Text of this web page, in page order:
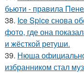
бьюти - правила
38. Ice Spice снова
фото, где она
и жёсткой ретуши.
39. Нюша
избранником стал